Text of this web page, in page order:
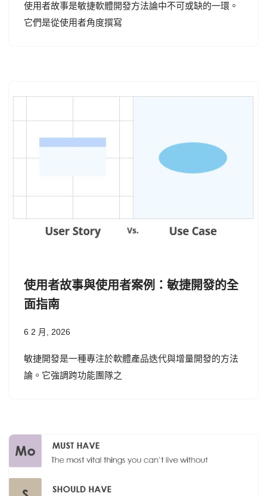
使用者故事是敏捷軟體開發方法論中不可或缺的一環。
它們是從使用者角度撰寫
使用者故事與使用者案例：敏捷開發的全
面指南
6 2 月, 2026
敏捷開發是一種專注於軟體產品迭代與增量開發的方法
論。它強調跨功能團隊之